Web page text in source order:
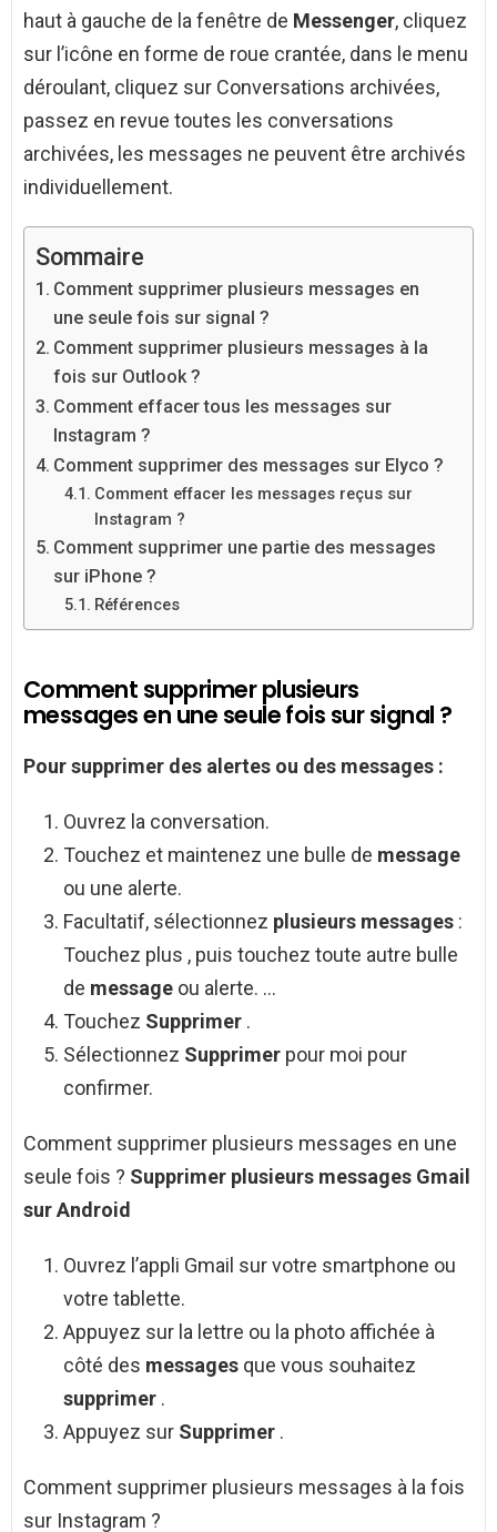
haut à gauche de la fenêtre de Messenger, cliquez
sur l’icône en forme de roue crantée, dans le menu
déroulant, cliquez sur Conversations archivées,
passez en revue toutes les conversations
archivées, les messages ne peuvent être archivés
individuellement.
Sommaire
Comment supprimer plusieurs messages en
une seule fois sur signal ?
Comment supprimer plusieurs messages à la
fois sur Outlook ?
Comment effacer tous les messages sur
Instagram ?
Comment supprimer des messages sur Elyco ?
Comment effacer les messages reçus sur
Instagram ?
Comment supprimer une partie des messages
sur iPhone ?
Références
Comment supprimer plusieurs
messages en une seule fois sur signal ?
Poursupprimer des alertes ou des messages :
Ouvrez la conversation.
Touchez et maintenez une bulle de message
ou une alerte.
Facultatif, sélectionnez plusieurs messages :
Touchez plus , puis touchez toute autre bulle
de message ou alerte. …
Touchez Supprimer .
Sélectionnez Supprimer pour moi pour
confirmer.
Comment supprimer plusieurs messages en une
seule fois ? Supprimer plusieurs messages Gmail
surAndroid
Ouvrez l’appli Gmail sur votre smartphone ou
votre tablette.
Appuyez sur la lettre ou la photo affichée à
côté des messages que vous souhaitez
supprimer .
Appuyez sur Supprimer .
Comment supprimer plusieurs messages à la fois
sur Instagram ?